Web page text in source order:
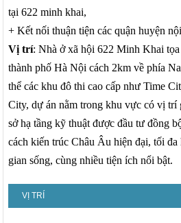
tại 622 minh khai,
+ Kết nối thuận tiện các quận huyện
Vị trí:Nhà ở xã hội 622 Minh Khai
thành phố Hà Nội cách 2km về phía
thể các khu đô thi cao cấp như Time
City, dự án nằm trong khu vực có vị trí
sở hạ tầng kỹ thuật được đầu tư đồng
cách kiến trúc Châu Âu hiện đại, tối
gian sống, cùng nhiều tiện ích nổi bật.
VỊ TRÍ